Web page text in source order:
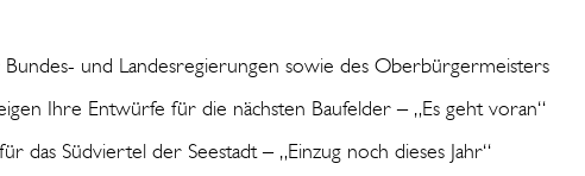
und Landesregierungen sowie des Oberbürgermeisters
Ihre Entwürfe für die nächsten Baufelder – „Es geht voran“
das Südviertel der Seestadt – „Einzug noch dieses Jahr“